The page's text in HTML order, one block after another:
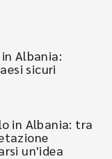
Albania:
sicuri
in Albania: tra
un'idea